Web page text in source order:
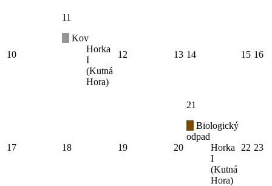
10
11
Kov
Horka
I
(Kutná
Hora)
12 13 14 15 16
17 18 19 20
21
Biologický
odpad
Horka
I
(Kutná
Hora)
22 23